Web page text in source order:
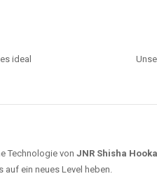
ideal
Technologie von JNR Shisha
ein neues Level heben.